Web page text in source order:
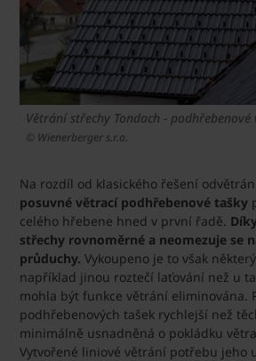
Větrání střechy Tondach -
© Wienerberger s.r.o.
Na rozdíl od klasického řešení
posuvné větrací podhřebenové tašky
celého hřebene hned v první řadě.
střechy rovnoměrné a neomezuje se
průduchy. Vykoupeno je to však
například jinou roztečí laťování než u
mohla být funkce větrání eliminována.
podhřebenových tašek rychlejší než
minimálně usnadněná o pokládku
Vytvořené liniové větrání potřebu jeho